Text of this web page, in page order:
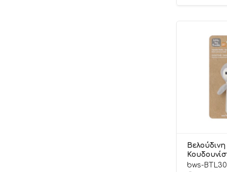
0m+ –
bws-